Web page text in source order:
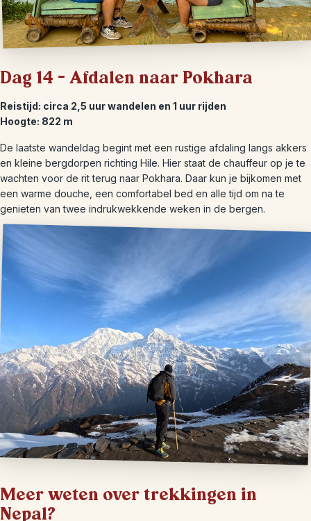
Dag 14 – Afdalen naar Pokhara
Reistijd: circa 2,5 uur wandelen en 1 uur rijden
Hoogte: 822 m
De laatste wandeldag begint met een rustige afdaling langs akkers
en kleine bergdorpen richting Hile. Hier staat de chauffeur op je te
wachten voor de rit terug naar Pokhara. Daar kun je bijkomen met
een warme douche, een comfortabel bed en alle tijd om na te
genieten van twee indrukwekkende weken in de bergen.
Meer weten over trekkingen in
Nepal?